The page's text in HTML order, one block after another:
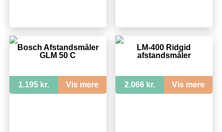
Bosch Afstandsmåler
GLM 50 C
1.195 kr. Vis mere
LM-400 Ridgid
afstandsmåler
2.066 kr. Vis mere